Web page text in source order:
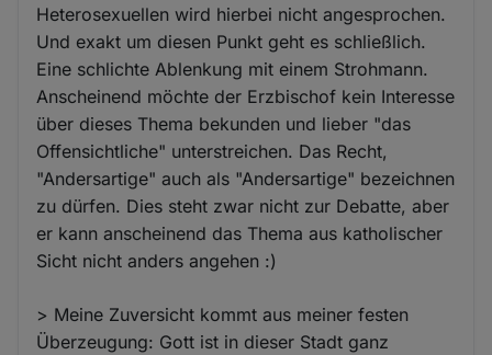
Heterosexuellen wird hierbei nicht angesprochen.
Und exakt um diesen Punkt geht es schließlich.
Eine schlichte Ablenkung mit einem Strohmann.
Anscheinend möchte der Erzbischof kein Interesse
über dieses Thema bekunden und lieber "das
Offensichtliche" unterstreichen. Das Recht,
"Andersartige" auch als "Andersartige" bezeichnen
zu dürfen. Dies steht zwar nicht zur Debatte, aber
er kann anscheinend das Thema aus katholischer
Sicht nicht anders angehen :)
> Meine Zuversicht kommt aus meiner festen
Überzeugung: Gott ist in dieser Stadt ganz